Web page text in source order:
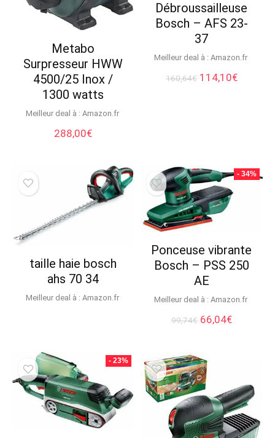
Metabo
Surpresseur HWW
4500/25 Inox /
1300 watts
Meilleur deal à : Amazon.fr
288,00€
Débroussailleuse
Bosch – AFS 23-
37
Meilleur deal à : Amazon.fr
160,64€ Le
114,10€Le
taille haie bosch
ahs 70 34
Meilleur deal à : Amazon.fr
- 34%
Ponceuse vibrante
Bosch – PSS 250
AE
Meilleur deal à : Amazon.fr
99,74€ Le
était :
99,74€.
66,04€Le
- 23%